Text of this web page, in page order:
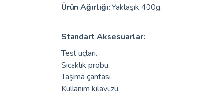
Ürün Ağırlığı: Yaklaşık 400g.
Standart Aksesuarlar:
Test uçları.
Sıcaklık probu.
Taşıma çantası.
Kullanım kılavuzu.